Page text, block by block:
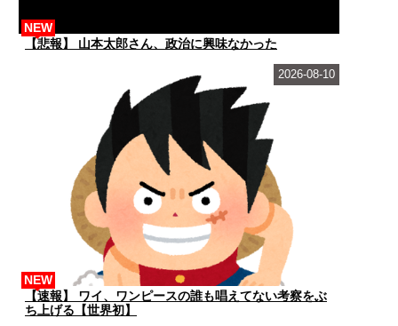
【悲報】 山本太郎さん、政治に興味なかった
NEW
【速報】 ワイ、ワンピースの誰も唱えてない考察をぶ
ち上げる【世界初】
NEW
2026-08-10